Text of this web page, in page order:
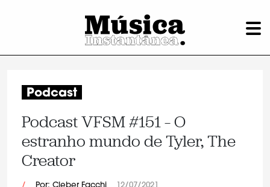
Podcast
Podcast VFSM #151 – O
estranho mundo de Tyler, The
Creator